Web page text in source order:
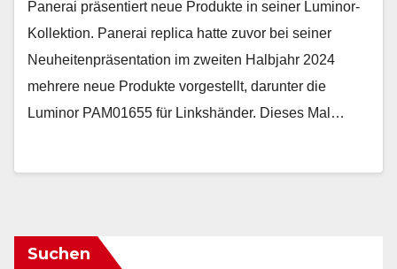
Panerai präsentiert neue Produkte in seiner Luminor-
Kollektion. Panerai replica hatte zuvor bei seiner
Neuheitenpräsentation im zweiten Halbjahr 2024
mehrere neue Produkte vorgestellt, darunter die
Luminor PAM01655 für Linkshänder. Dieses Mal…
Suchen